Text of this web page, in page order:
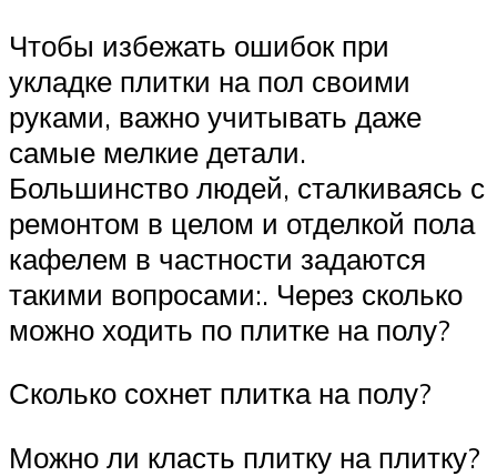
Чтобы избежать ошибок при
укладке плитки на пол своими
руками, важно учитывать даже
самые мелкие детали.
Большинство людей, сталкиваясь с
ремонтом в целом и отделкой пола
кафелем в частности задаются
такими вопросами:. Через сколько
можно ходить по плитке на полу?
Сколько сохнет плитка на полу?
Можно ли класть плитку на плитку?